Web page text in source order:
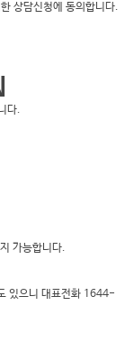
상담신청에 동의합니다.
다.
가능합니다.
있으니 대표전화 1644-